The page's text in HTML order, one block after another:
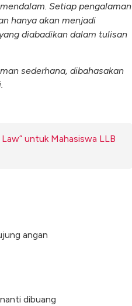
Setiap pengalaman
hanya akan menjadi
diabadikan dalam tulisan
sederhana, dibahasakan
untuk Mahasiswa LLB
angan
dibuang